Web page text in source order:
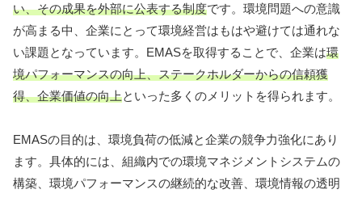
い、その成果を外部に公表する制度です。環境問題への意識
が高まる中、企業にとって環境経営はもはや避けては通れな
い課題となっています。EMASを取得することで、企業は環
境パフォーマンスの向上、ステークホルダーからの信頼獲
得、企業価値の向上といった多くのメリットを得られます。
EMASの目的は、環境負荷の低減と企業の競争力強化にあり
ます。具体的には、組織内での環境マネジメントシステムの
構築、環境パフォーマンスの継続的な改善、環境情報の透明